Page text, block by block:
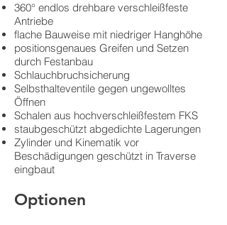
360° endlos drehbare verschleißfeste
Antriebe
flache Bauweise mit niedriger Hanghöhe
positionsgenaues Greifen und Setzen
durch Festanbau
Schlauchbruchsicherung
Selbsthalteventile gegen ungewolltes
Öffnen
Schalen aus hochverschleißfestem FKS
staubgeschützt abgedichte Lagerungen
Zylinder und Kinematik vor
Beschädigungen geschützt in Traverse
eingbaut
Optionen